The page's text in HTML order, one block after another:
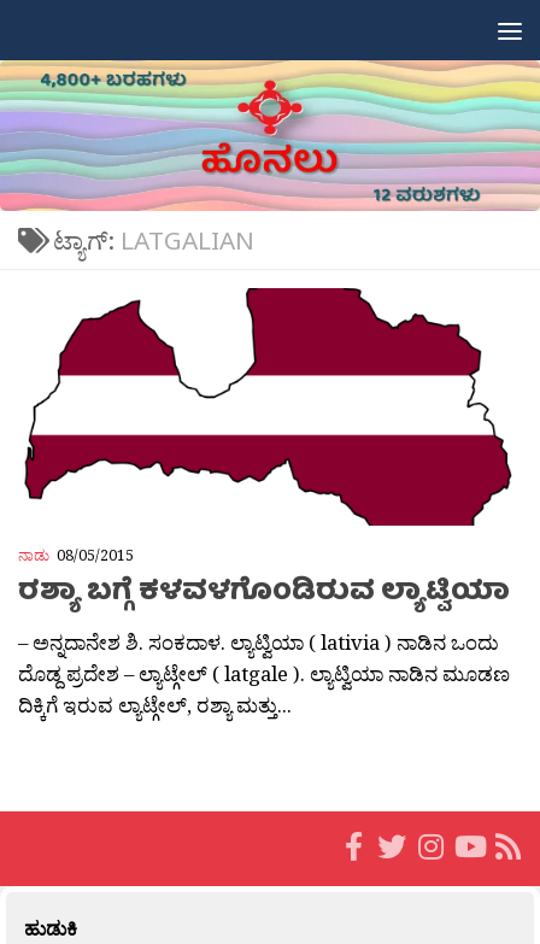
ಟ್ಯಾಗ್: LATGALIAN
ನಾಡು 08/05/2015
ರಶ್ಯಾ ಬಗ್ಗೆ ಕಳವಳಗೊಂಡಿರುವ ಲ್ಯಾಟ್ವಿಯಾ
– ಅನ್ನದಾನೇಶ ಶಿ. ಸಂಕದಾಳ. ಲ್ಯಾಟ್ವಿಯಾ ( lativia ) ನಾಡಿನ ಒಂದು
ದೊಡ್ದ ಪ್ರದೇಶ – ಲ್ಯಾಟ್ಗೇಲ್ ( latgale ). ಲ್ಯಾಟ್ವಿಯಾ ನಾಡಿನ ಮೂಡಣ
ದಿಕ್ಕಿಗೆ ಇರುವ ಲ್ಯಾಟ್ಗೇಲ್, ರಶ್ಯಾ ಮತ್ತು...
ಹುಡುಕಿ